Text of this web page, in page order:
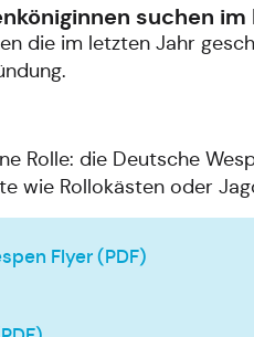
suchen
die im letzten Jahr
Rolle: die Deutsche
wie Rollokästen oder
Flyer (PDF)